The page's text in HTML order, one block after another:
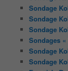
Sondage
Sondage
Sondage
Sondages
Sondage
Sondage